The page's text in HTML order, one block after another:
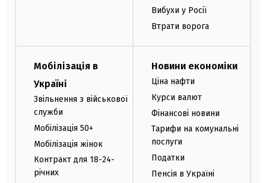
Вибухи у Росії
Втрати ворога
Мобілізація в
Україні
Звільнення з військової
служби
Мобілізація 50+
Мобілізація жінок
Контракт для 18-24-
річних
Новини економіки
Ціна нафти
Курси валют
Фінансові новини
Тарифи на комунальні
послуги
Податки
Пенсія в Україні